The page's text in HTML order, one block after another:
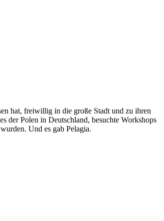
hat, freiwillig in die große Stadt und zu ihren
der Polen in Deutschland, besuchte Workshops
Und es gab Pelagia.